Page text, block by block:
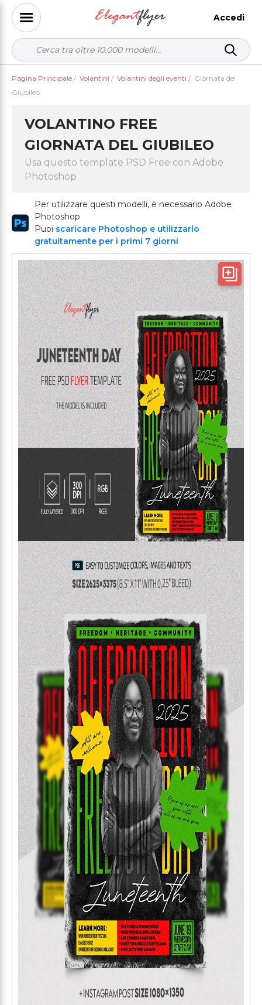
Accedi
Pagina Principale / Volantini / Volantini degli eventi / Giornata del
Giubileo
VOLANTINO FREE
GIORNATA DEL GIUBILEO
Usa questo template PSD Free con Adobe
Photoshop
Per utilizzare questi modelli, è necessario Adobe
Photoshop
Puoi scaricare Photoshop e utilizzarlo
gratuitamente per i primi 7 giorni